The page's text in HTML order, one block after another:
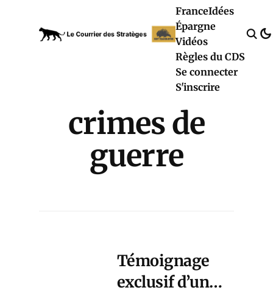
FranceIdées
Épargne
Vidéos
Règles du CDS
Se connecter
S'inscrire
crimes de
guerre
Témoignage
exclusif d’un